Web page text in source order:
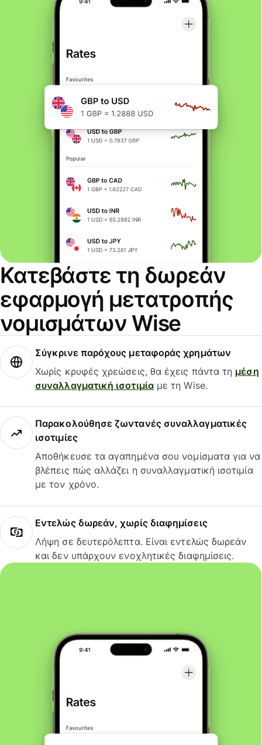
Κατεβάστε τη δωρεάν
εφαρμογή μετατροπής
νομισμάτων Wise
Σύγκρινε παρόχους μεταφοράς χρημάτων
Χωρίς κρυφές χρεώσεις, θα έχεις πάντα τη μέση
συναλλαγματική ισοτιμίαμε τη Wise.
Παρακολούθησε ζωντανές συναλλαγματικές
ισοτιμίες
Αποθήκευσε τα αγαπημένα σου νομίσματα για να
βλέπεις πώς αλλάζει η συναλλαγματική ισοτιμία
με τον χρόνο.
Εντελώς δωρεάν, χωρίς διαφημίσεις
Λήψη σε δευτερόλεπτα. Είναι εντελώς δωρεάν
και δεν υπάρχουν ενοχλητικές διαφημίσεις.